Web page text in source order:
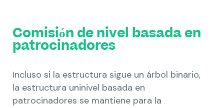
Comisión de nivel basada en
patrocinadores
Incluso si la estructura sigue un árbol binario,
la estructura uninivel basada en
patrocinadores se mantiene para la